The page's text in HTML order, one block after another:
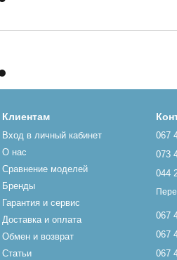
Клиентам
Вход в личный кабинет
О нас
Сравнение моделей
Бренды
Гарантия и сервис
Доставка и оплата
Обмен и возврат
Статьи
067
073
044
067
067
067